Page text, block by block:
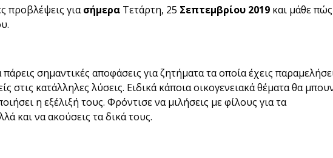
προβλέψεις γιασήμερα Τετάρτη, 25 Σεπτεμβρίου 2019 και μάθε πώς
σημαντικές αποφάσεις για ζητήματα τα οποία έχεις
στις κατάλληλες λύσεις. Ειδικά κάποια οικογενειακά θέματα θα
η εξέλιξή τους. Φρόντισε να μιλήσεις με φίλους για τα
και να ακούσεις τα δικά τους.